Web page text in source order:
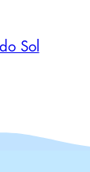
Sol